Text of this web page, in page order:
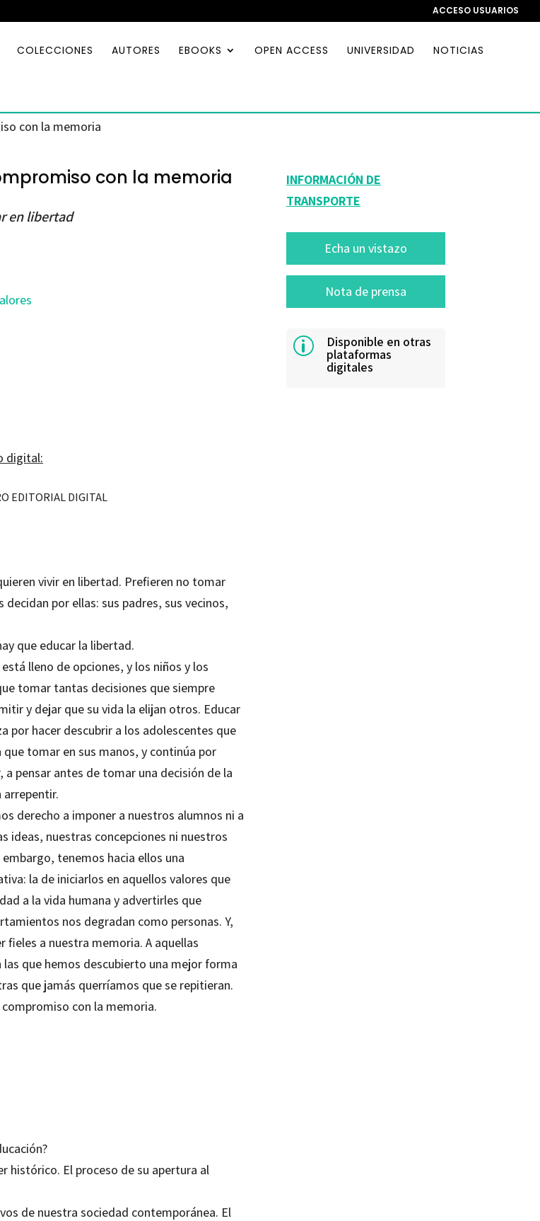
ACCESO USUARIOS
COLECCIONES AUTORES EBOOKS OPEN ACCESS UNIVERSIDAD NOTICIAS
con la memoria
con la memoria
en libertad
digital:
EDITORIAL DIGITAL
vivir en libertad. Prefieren no tomar
por ellas: sus padres, sus vecinos,
que educar la libertad.
lleno de opciones, y los niños y los
tomar tantas decisiones que siempre
y dejar que su vida la elijan otros. Educar
por hacer descubrir a los adolescentes que
que tomar en sus manos, y continúa por
a pensar antes de tomar una decisión de la
arrepentir.
derecho a imponer a nuestros alumnos ni a
ideas, nuestras concepciones ni nuestros
tenemos hacia ellos una
la de iniciarlos en aquellos valores que
a la vida humana y advertirles que
nos degradan como personas. Y,
fieles a nuestra memoria. A aquellas
las que hemos descubierto una mejor forma
que jamás querríamos que se repitieran.
con la memoria.
histórico. El proceso de su apertura al
de nuestra sociedad contemporánea. El
INFORMACIÓN DE
TRANSPORTE
Echa un vistazo
Nota de prensa
p Disponible en otras
plataformas
digitales